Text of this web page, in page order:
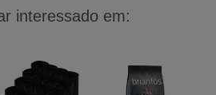
interessado em: